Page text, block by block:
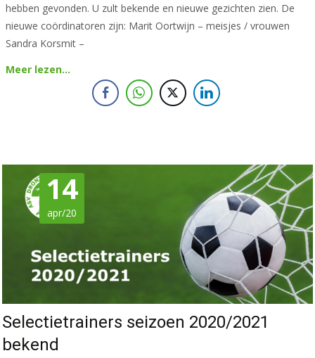
hebben gevonden. U zult bekende en nieuwe gezichten zien. De
nieuwe coördinatoren zijn: Marit Oortwijn – meisjes / vrouwen
Sandra Korsmit –
Meer lezen…
14
apr/20
Selectietrainers seizoen 2020/2021
bekend